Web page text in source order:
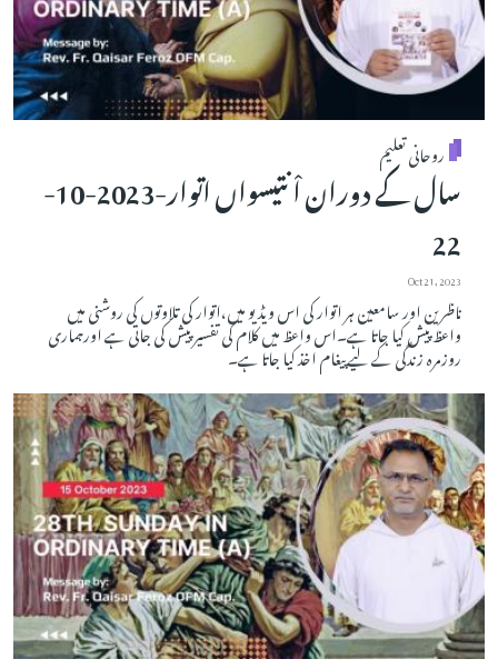
روحانی تعلیم
سال کے دوران اْنتیسواں اتوار-2023-10-
22
Oct 21, 2023
ناظرین اور سامعین ہر اتوار کی اس ویڈیو میں،اتوار کی تلاوتوں کی روشنی میں
واعظ پیش کیا جاتا ہے۔اس واعظ میں کلام کی تفسیر پیش کی جاتی ہے اورہماری
روزمرہ زندگی کے لیے پیغام اخذ کیا جاتا ہے۔